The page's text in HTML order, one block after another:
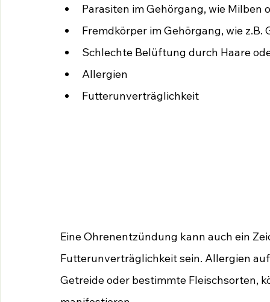
Parasiten im Gehörgang, wie Milben
Fremdkörper im Gehörgang, wie z.B.
Schlechte Belüftung durch Haare
Allergien
Futterunverträglichkeit
Eine Ohrenentzündung kann auch ein
Futterunverträglichkeit sein. Allergien
Getreide oder bestimmte Fleischsorten,